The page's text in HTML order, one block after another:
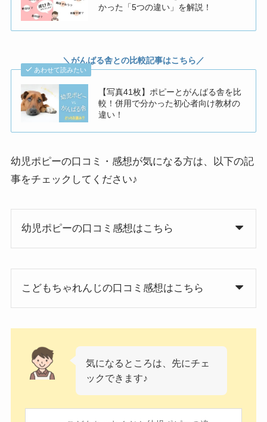
かった「5つの違い」を解説！
＼がんばる舎との比較記事はこちら／
あわせて読みたい
【写真41枚】ポピーとがんばる舎を比
較！併用で分かった初心者向け教材の
違い！
幼児ポピーの口コミ・感想が気になる方は、以下の記
事をチェックしてください♪
幼児ポピーの口コミ感想はこちら
こどもちゃれんじの口コミ感想はこちら
気になるところは、先にチェ
ックできます♪